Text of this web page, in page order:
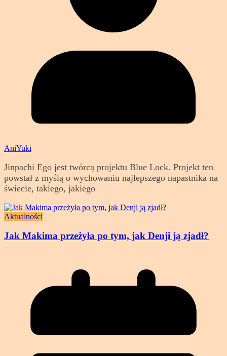
AniYuki
Jinpachi Ego jest twórcą projektu Blue Lock. Projekt ten
powstał z myślą o wychowaniu najlepszego napastnika na
świecie, takiego, jakiego
Aktualności
Jak Makima przeżyła po tym, jak Denji ją zjadł?